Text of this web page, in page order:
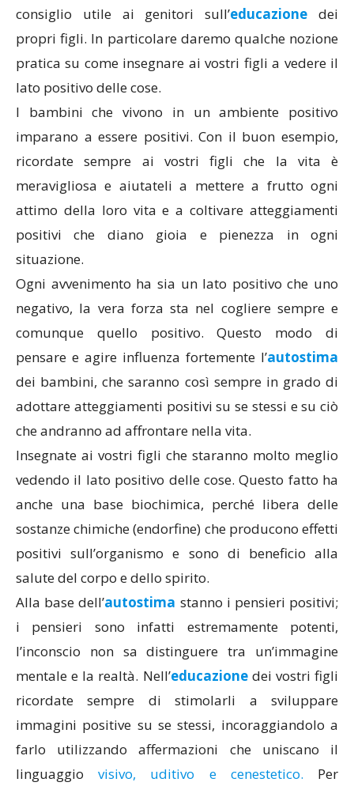
consiglio utile ai genitori sull’educazione
dei
propri figli. In particolare daremo qualche nozione
pratica su come insegnare ai vostri figli a vedere il
lato positivo delle cose.
I bambini che vivono in un ambiente positivo
imparano a essere positivi. Con il buon esempio,
ricordate sempre ai vostri figli che la vita è
meravigliosa e aiutateli a mettere a frutto ogni
attimo della loro vita e a coltivare atteggiamenti
positivi che diano gioia e pienezza in ogni
situazione.
Ogni avvenimento ha sia un lato positivo che uno
negativo, la vera forza sta nel cogliere sempre e
comunque quello positivo. Questo modo di
pensare e agire influenza fortemente l’autostima
dei bambini, che saranno così sempre in grado di
adottare atteggiamenti positivi su se stessi e su ciò
che andranno ad affrontare nella vita.
Insegnate ai vostri figli che staranno molto meglio
vedendo il lato positivo delle cose. Questo fatto ha
anche una base biochimica, perché libera delle
sostanze chimiche (endorfine) che producono effetti
positivi sull’organismo e sono di beneficio alla
salute del corpo e dello spirito.
Alla base dell’autostima stanno i pensieri positivi;
i pensieri sono infatti estremamente potenti,
l’inconscio non sa distinguere tra un’immagine
mentale e la realtà. Nell’educazionedei vostri figli
ricordate sempre di stimolarli a sviluppare
immagini positive su se stessi, incoraggiandolo a
farlo utilizzando affermazioni che uniscano il
linguaggiovisivo, uditivo e cenestetico. Per